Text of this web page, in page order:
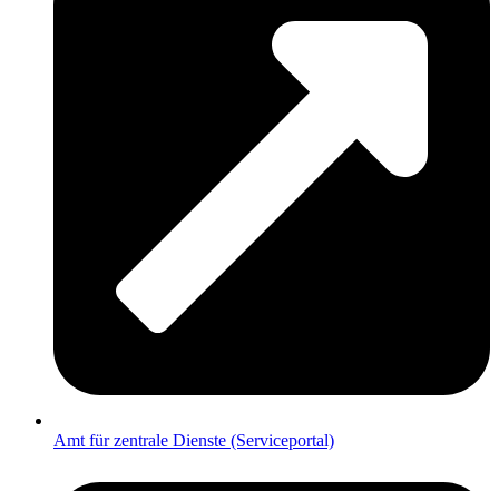
Amt für zentrale Dienste (Serviceportal)